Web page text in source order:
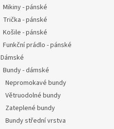
Mikiny - pánské
Trička - pánské
Košile - pánské
Funkční prádlo - pánské
Dámské
Bundy - dámské
Nepromokavé bundy
Větruodolné bundy
Zateplené bundy
Bundy střední vrstva